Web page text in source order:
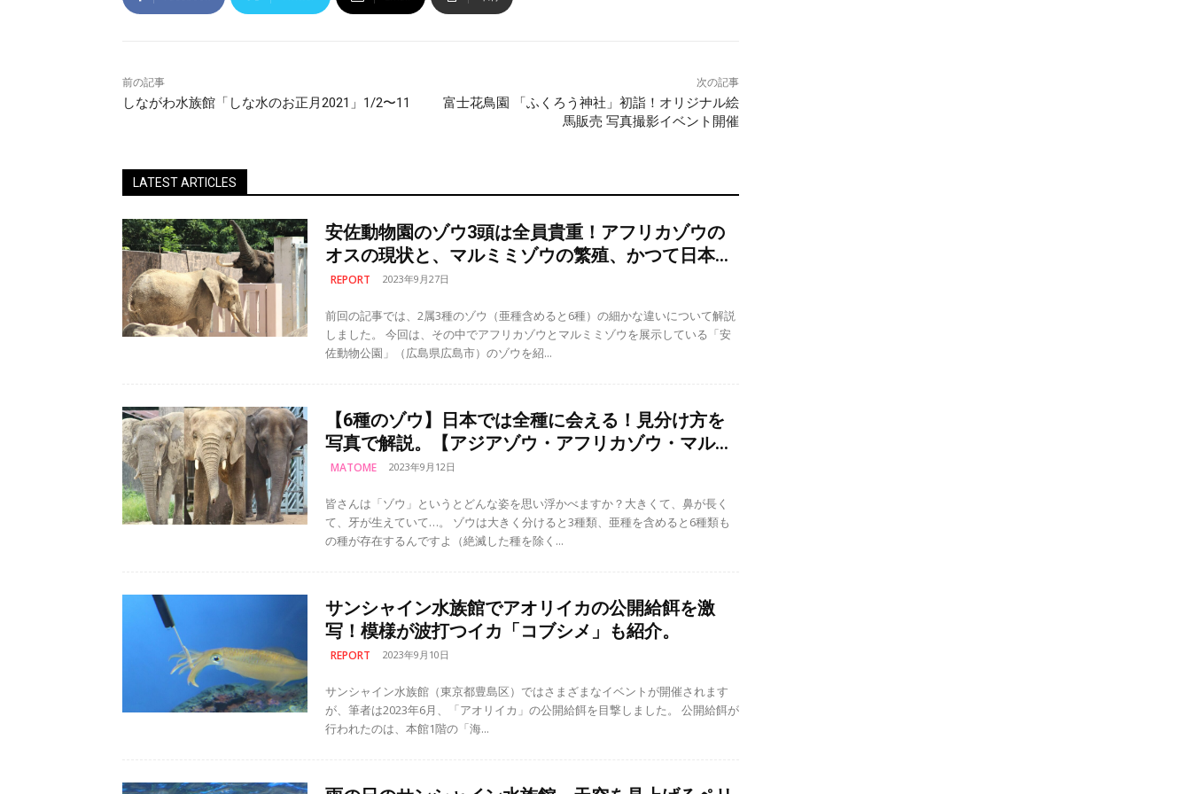
前の記事
しながわ水族館「しな水のお正月2021」1/2〜11
次の記事
富士花鳥園 「ふくろう神社」初詣！オリジナル絵
馬販売 写真撮影イベント開催
LATEST ARTICLES
安佐動物園のゾウ3頭は全員貴重！アフリカゾウの
オスの現状と、マルミミゾウの繁殖、かつて日本...
REPORT 2023年9月27日
前回の記事では、2属3種のゾウ（亜種含めると6種）の細かな違いについて解説
しました。 今回は、その中でアフリカゾウとマルミミゾウを展示している「安
佐動物公園」（広島県広島市）のゾウを紹...
【6種のゾウ】日本では全種に会える！見分け方を
写真で解説。【アジアゾウ・アフリカゾウ・マル...
MATOME 2023年9月12日
皆さんは「ゾウ」というとどんな姿を思い浮かべますか？大きくて、鼻が長く
て、牙が生えていて…。 ゾウは大きく分けると3種類、亜種を含めると6種類も
の種が存在するんですよ（絶滅した種を除く...
サンシャイン水族館でアオリイカの公開給餌を激
写！模様が波打つイカ「コブシメ」も紹介。
REPORT 2023年9月10日
サンシャイン水族館（東京都豊島区）ではさまざまなイベントが開催されます
が、筆者は2023年6月、「アオリイカ」の公開給餌を目撃しました。 公開給餌が
行われたのは、本館1階の「海...